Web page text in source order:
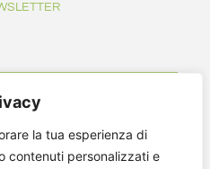
la tua esperienza di
contenuti personalizzati e